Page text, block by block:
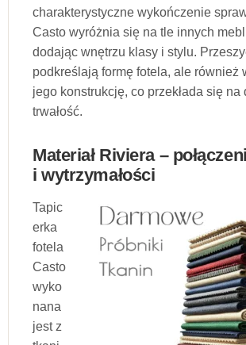
charakterystyczne wykończenie
Casto wyróżnia się na tle innych
dodając wnętrzu klasy i stylu.
podkreślają formę fotela, ale również
jego konstrukcję, co przekłada się na
trwałość.
Materiał Riviera –
i wytrzymałości
Tapic
erka
fotela
Casto
wyko
nana
jest z